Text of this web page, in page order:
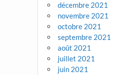
décembre 2021
novembre 2021
octobre 2021
septembre 2021
août 2021
juillet 2021
juin 2021